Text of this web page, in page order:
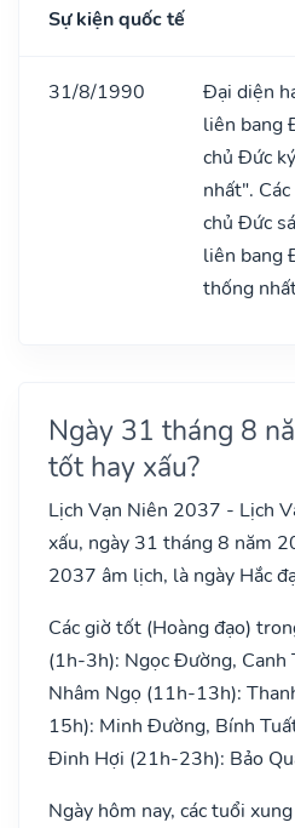
Sự kiện quốc tế
31/8/1990
Đại diện
liên bang
chủ Đức
nhất".
chủ Đức
liên bang
thống
Ngày 31 tháng 8
tốt hay xấu?
Lịch Vạn Niên 2037 - Lịch
xấu, ngày 31 tháng 8 năm
2037 âm lịch, là ngày Hắc
Các giờ tốt (Hoàng đạo)
(1h-3h): Ngọc Đường,
Nhâm Ngọ (11h-13h):
15h): Minh Đường, Bính
Đinh Hợi (21h-23h): Bảo
Ngày hôm nay, các tuổi